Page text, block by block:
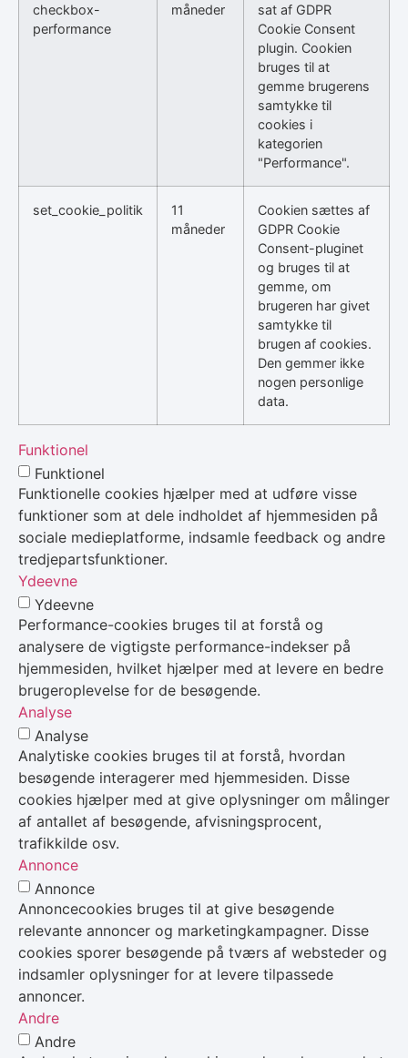
checkbox-
performance
måneder
sat af GDPR
Cookie Consent
plugin. Cookien
bruges til at
gemme brugerens
samtykke til
cookies i
kategorien
"Performance".
set_cookie_politik
11
måneder
Cookien sættes af
GDPR Cookie
Consent-pluginet
og bruges til at
gemme, om
brugeren har givet
samtykke til
brugen af cookies.
Den gemmer ikke
nogen personlige
data.
Funktionel
Funktionel
Funktionelle cookies hjælper med at udføre visse
funktioner som at dele indholdet af hjemmesiden på
sociale medieplatforme, indsamle feedback og andre
tredjepartsfunktioner.
Ydeevne
Ydeevne
Performance-cookies bruges til at forstå og
analysere de vigtigste performance-indekser på
hjemmesiden, hvilket hjælper med at levere en bedre
brugeroplevelse for de besøgende.
Analyse
Analyse
Analytiske cookies bruges til at forstå, hvordan
besøgende interagerer med hjemmesiden. Disse
cookies hjælper med at give oplysninger om målinger
af antallet af besøgende, afvisningsprocent,
trafikkilde osv.
Annonce
Annonce
Annoncecookies bruges til at give besøgende
relevante annoncer og marketingkampagner. Disse
cookies sporer besøgende på tværs af websteder og
indsamler oplysninger for at levere tilpassede
annoncer.
Andre
Andre